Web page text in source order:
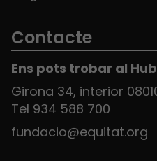
Contacte
Ens pots trobar al
Girona 34, interior
Tel 934 588 700
fundacio@equitat.org